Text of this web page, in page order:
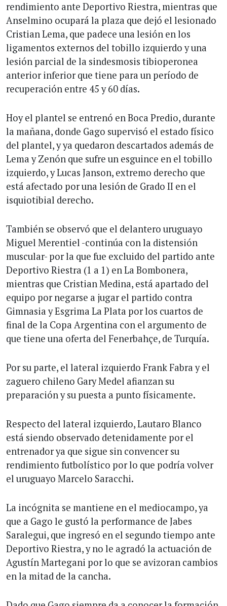
rendimiento ante Deportivo Riestra, mientras que
Anselmino ocupará la plaza que dejó el lesionado
Cristian Lema, que padece una lesión en los
ligamentos externos del tobillo izquierdo y una
lesión parcial de la sindesmosis tibioperonea
anterior inferior que tiene para un período de
recuperación entre 45 y 60 días.
Hoy el plantel se entrenó en Boca Predio, durante
la mañana, donde Gago supervisó el estado físico
del plantel, y ya quedaron descartados además de
Lema y Zenón que sufre un esguince en el tobillo
izquierdo, y Lucas Janson, extremo derecho que
está afectado por una lesión de Grado II en el
isquiotibial derecho.
También se observó que el delantero uruguayo
Miguel Merentiel -continúa con la distensión
muscular- por la que fue excluido del partido ante
Deportivo Riestra (1 a 1) en La Bombonera,
mientras que Cristian Medina, está apartado del
equipo por negarse a jugar el partido contra
Gimnasia y Esgrima La Plata por los cuartos de
final de la Copa Argentina con el argumento de
que tiene una oferta del Fenerbahçe, de Turquía.
Por su parte, el lateral izquierdo Frank Fabra y el
zaguero chileno Gary Medel afianzan su
preparación y su puesta a punto físicamente.
Respecto del lateral izquierdo, Lautaro Blanco
está siendo observado detenidamente por el
entrenador ya que sigue sin convencer su
rendimiento futbolístico por lo que podría volver
el uruguayo Marcelo Saracchi.
La incógnita se mantiene en el mediocampo, ya
que a Gago le gustó la performance de Jabes
Saralegui, que ingresó en el segundo tiempo ante
Deportivo Riestra, y no le agradó la actuación de
Agustín Martegani por lo que se avizoran cambios
en la mitad de la cancha.